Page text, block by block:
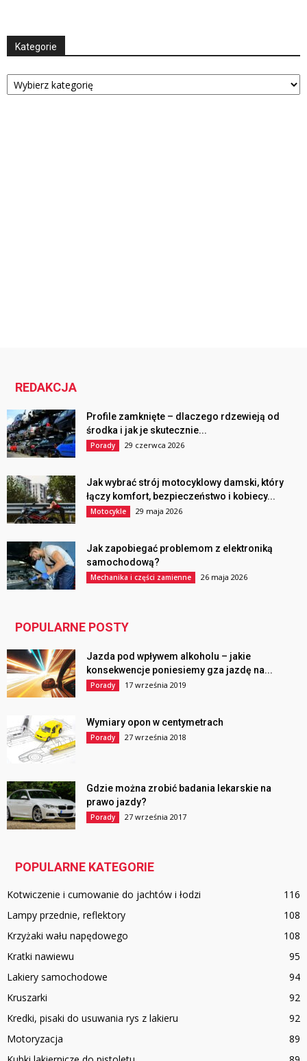
Kategorie
Kategorie
REDAKCJA
Profile zamknięte – dlaczego rdzewieją od
środka i jak je skutecznie...
Porady 29 czerwca 2026
Jak wybrać strój motocyklowy damski, który
łączy komfort, bezpieczeństwo i kobiecy...
Motocykle 29 maja 2026
Jak zapobiegać problemom z elektroniką
samochodową?
Mechanika i części zamienne 26 maja 2026
POPULARNE POSTY
Jazda pod wpływem alkoholu – jakie
konsekwencje poniesiemy gza jazdę na...
Porady 17 września 2019
Wymiary opon w centymetrach
Porady 27 września 2018
Gdzie można zrobić badania lekarskie na
prawo jazdy?
Porady 27 września 2017
POPULARNE KATEGORIE
Kotwiczenie i cumowanie do jachtów i łodzi
116
Lampy przednie, reflektory
108
Krzyżaki wału napędowego
108
Kratki nawiewu
95
Lakiery samochodowe
94
Kruszarki
92
Kredki, pisaki do usuwania rys z lakieru
92
Motoryzacja
89